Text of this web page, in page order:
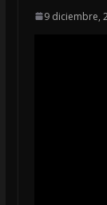
9 diciembre,